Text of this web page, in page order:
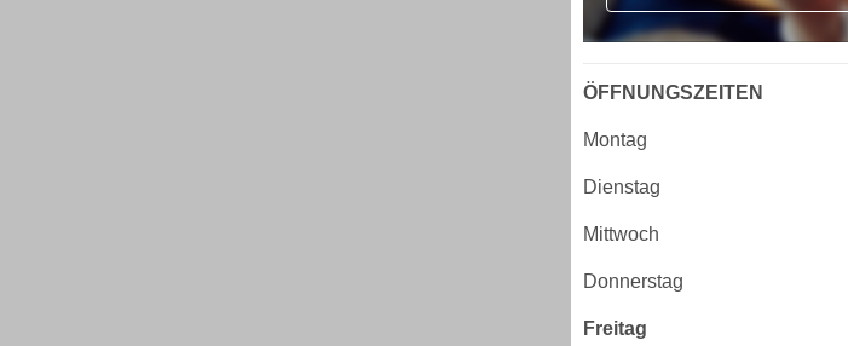
ÖFFNUNGSZEITEN
Montag
Dienstag
Mittwoch
Donnerstag
Freitag